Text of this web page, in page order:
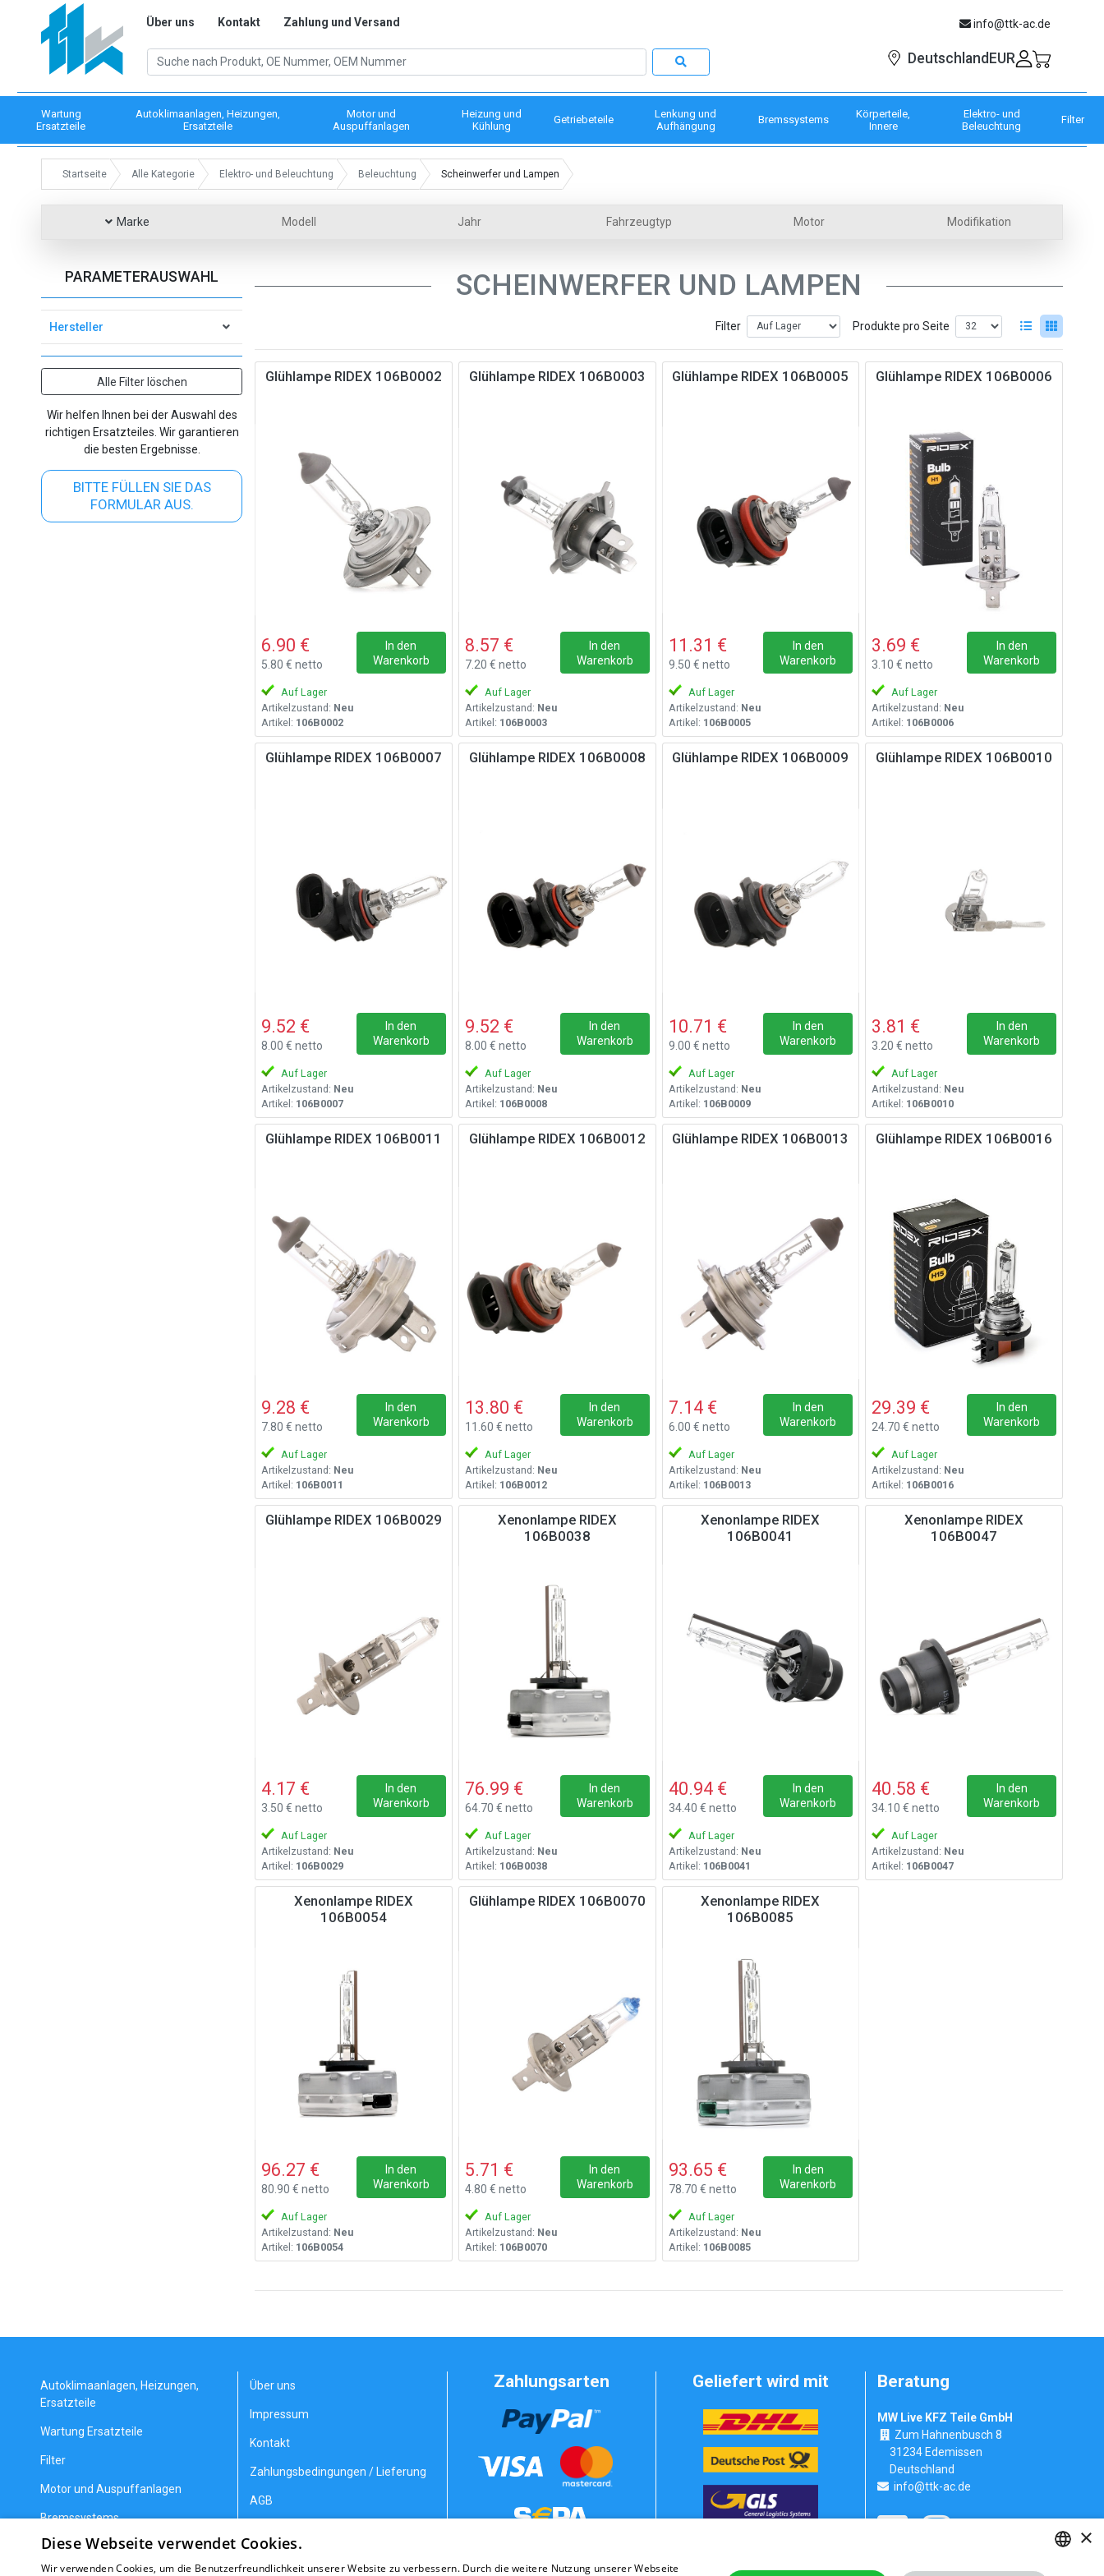
Über uns Kontakt Zahlung und Versand info@ttk-ac.de
Deutschland EUR
Wartung
Ersatzteile
Autoklimaanlagen, Heizungen,
Ersatzteile
Motor und
Auspuffanlagen
Heizung und
Kühlung
Getriebeteile
Lenkung und
Aufhängung
Bremssystems
Körperteile,
Innere
Elektro- und
Beleuchtung
Filter
Startseite Alle Kategorie Elektro- und Beleuchtung Beleuchtung Scheinwerfer und Lampen
Marke Modell Jahr Fahrzeugtyp Motor Modifikation
PARAMETERAUSWAHL
Hersteller
Alle Filter löschen
Wir helfen Ihnen bei der Auswahl des
richtigen Ersatzteiles. Wir garantieren
die besten Ergebnisse.
BITTE FÜLLEN SIE DAS
FORMULAR AUS.
SCHEINWERFER UND LAMPEN
Filter Produkte pro Seite
Glühlampe RIDEX 106B0002
6.90 €
5.80 € netto
In den
Warenkorb
Auf Lager
Artikelzustand: Neu
Artikel: 106B0002
Glühlampe RIDEX 106B0003
8.57 €
7.20 € netto
In den
Warenkorb
Auf Lager
Artikelzustand: Neu
Artikel: 106B0003
Glühlampe RIDEX 106B0005
11.31 €
9.50 € netto
In den
Warenkorb
Auf Lager
Artikelzustand: Neu
Artikel: 106B0005
Glühlampe RIDEX 106B0006
3.69 €
3.10 € netto
In den
Warenkorb
Auf Lager
Artikelzustand: Neu
Artikel: 106B0006
Glühlampe RIDEX 106B0007
9.52 €
8.00 € netto
In den
Warenkorb
Auf Lager
Artikelzustand: Neu
Artikel: 106B0007
Glühlampe RIDEX 106B0008
9.52 €
8.00 € netto
In den
Warenkorb
Auf Lager
Artikelzustand: Neu
Artikel: 106B0008
Glühlampe RIDEX 106B0009
10.71 €
9.00 € netto
In den
Warenkorb
Auf Lager
Artikelzustand: Neu
Artikel: 106B0009
Glühlampe RIDEX 106B0010
3.81 €
3.20 € netto
In den
Warenkorb
Auf Lager
Artikelzustand: Neu
Artikel: 106B0010
Glühlampe RIDEX 106B0011
9.28 €
7.80 € netto
In den
Warenkorb
Auf Lager
Artikelzustand: Neu
Artikel: 106B0011
Glühlampe RIDEX 106B0012
13.80 €
11.60 € netto
In den
Warenkorb
Auf Lager
Artikelzustand: Neu
Artikel: 106B0012
Glühlampe RIDEX 106B0013
7.14 €
6.00 € netto
In den
Warenkorb
Auf Lager
Artikelzustand: Neu
Artikel: 106B0013
Glühlampe RIDEX 106B0016
29.39 €
24.70 € netto
In den
Warenkorb
Auf Lager
Artikelzustand: Neu
Artikel: 106B0016
Glühlampe RIDEX 106B0029
4.17 €
3.50 € netto
In den
Warenkorb
Auf Lager
Artikelzustand: Neu
Artikel: 106B0029
Xenonlampe RIDEX
106B0038
76.99 €
64.70 € netto
In den
Warenkorb
Auf Lager
Artikelzustand: Neu
Artikel: 106B0038
Xenonlampe RIDEX
106B0041
40.94 €
34.40 € netto
In den
Warenkorb
Auf Lager
Artikelzustand: Neu
Artikel: 106B0041
Xenonlampe RIDEX
106B0047
40.58 €
34.10 € netto
In den
Warenkorb
Auf Lager
Artikelzustand: Neu
Artikel: 106B0047
Xenonlampe RIDEX
106B0054
96.27 €
80.90 € netto
In den
Warenkorb
Auf Lager
Artikelzustand: Neu
Artikel: 106B0054
Glühlampe RIDEX 106B0070
5.71 €
4.80 € netto
In den
Warenkorb
Auf Lager
Artikelzustand: Neu
Artikel: 106B0070
Xenonlampe RIDEX
106B0085
93.65 €
78.70 € netto
In den
Warenkorb
Auf Lager
Artikelzustand: Neu
Artikel: 106B0085
Autoklimaanlagen, Heizungen,
Ersatzteile
Wartung Ersatzteile
Filter
Motor und Auspuffanlagen
Bremssystems
Lenkung und Aufhängung
Über uns
Impressum
Kontakt
Zahlungsbedingungen / Lieferung
AGB
Zahlungsarten Geliefert wird mit Beratung
MW Live KFZ Teile GmbH
Zum Hahnenbusch 8
31234 Edemissen
Deutschland
info@ttk-ac.de
×
Diese Webseite verwendet Cookies.
Wir verwenden Cookies, um die Benutzerfreundlichkeit unserer Website zu verbessern. Durch die weitere Nutzung unserer Webseite